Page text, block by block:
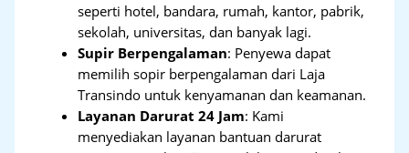
seperti hotel, bandara, rumah, kantor, pabrik,
sekolah, universitas, dan banyak lagi.
Supir Berpengalaman: Penyewa dapat
memilih sopir berpengalaman dari Laja
Transindo untuk kenyamanan dan keamanan.
Layanan Darurat 24 Jam: Kami
menyediakan layanan bantuan darurat